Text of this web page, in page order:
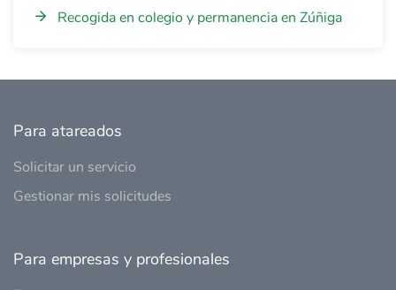
Recogida en colegio y permanencia en Zúñiga
Para atareados
Solicitar un servicio
Gestionar mis solicitudes
Para empresas y profesionales